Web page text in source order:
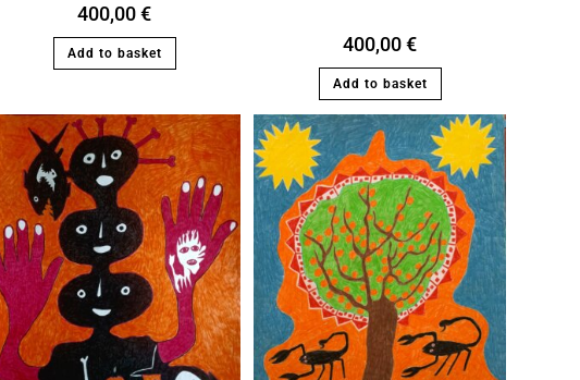
400,00€
Add to basket 400,00€
Add to basket